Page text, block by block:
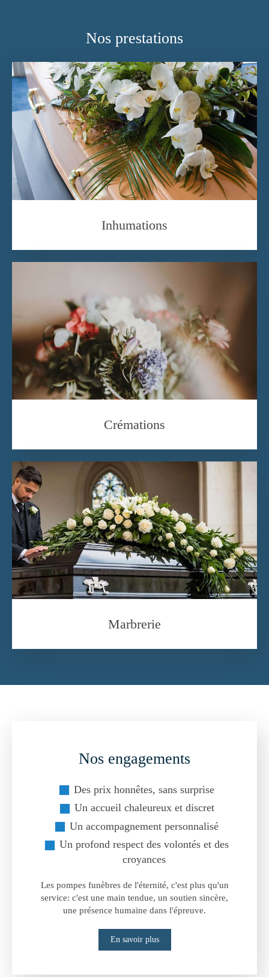
Nos prestations
Inhumations
Crémations
Marbrerie
Nos engagements
Des prix honnêtes, sans surprise
Un accueil chaleureux et discret
Un accompagnement personnalisé
Un profond respect des volontés et des
croyances
Les pompes funèbres de l'éternité, c'est plus qu'un
service: c'est une main tendue, un soutien sincère,
une présence humaine dans l'épreuve.
En savoir plus